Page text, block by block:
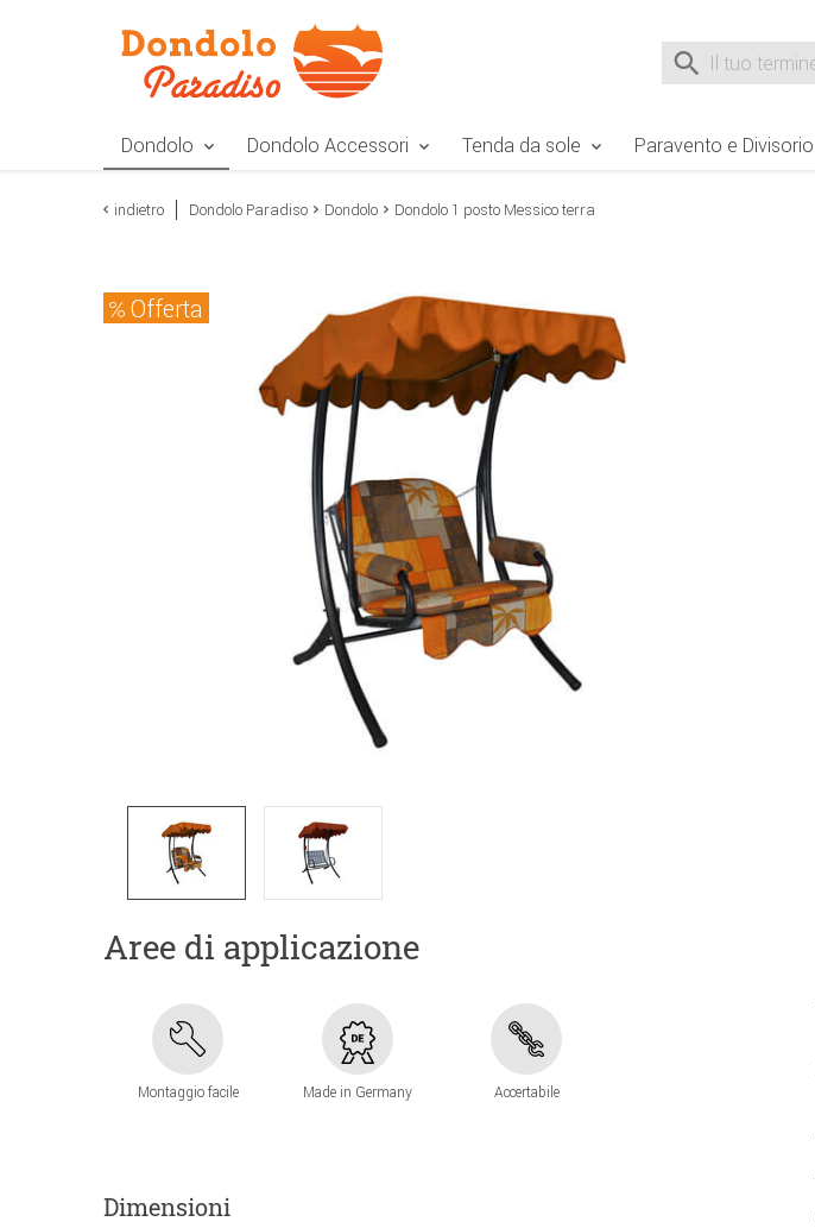
Suche nach
Dondolo Dondolo Accessori Tenda da sole Paravento e Divisorio
indietro Dondolo Paradiso Dondolo Dondolo 1 posto Messico terra
Offerta
Aree di applicazione
Montaggio facile Made in Germany Accertabile
Dimensioni